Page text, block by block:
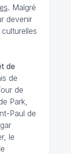
. Malgré
devenir
de
de
de
Park,
Paul de
le